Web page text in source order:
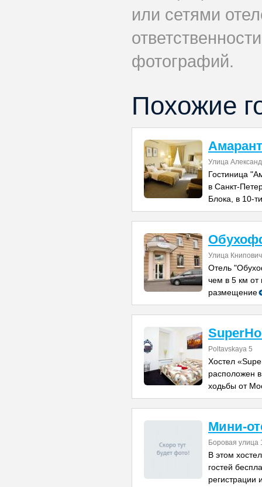
или сетями
фотографий.
Похожие
Улица
Гостиница
в Санкт-
Блока, в 10-ти
Улица
Отель
чем в 5 км от
размещение
Poltavskaya 5
Хостел
расположен
ходьбы от
Мини-
Боровая улица
В этом
гостей
регистрации